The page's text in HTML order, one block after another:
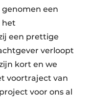
genomen een
het
een prettige
verloopt
kort en we
voortraject van
voor ons al